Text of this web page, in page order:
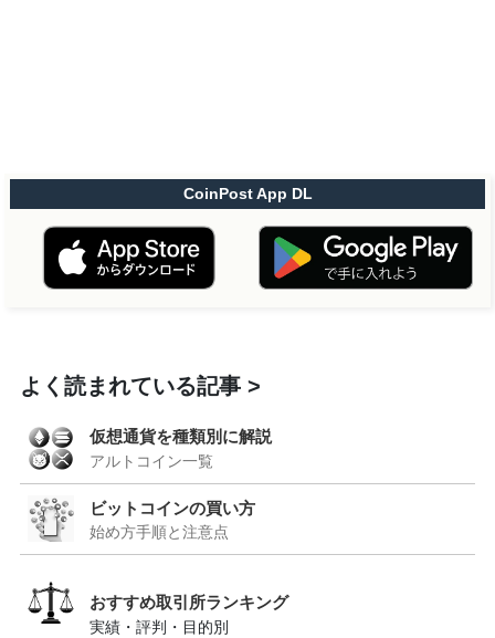
CoinPost App DL
よく読まれている記事
仮想通貨を種類別に解説
アルトコイン一覧
ビットコインの買い方
始め方手順と注意点
おすすめ取引所ランキング
実績・評判・目的別